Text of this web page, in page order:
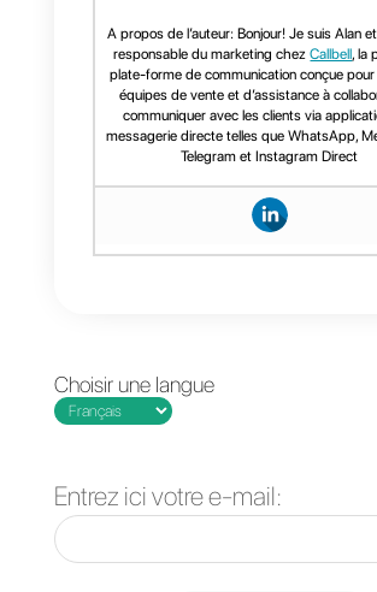
car elle pourrait
sérieux problèmes,
votre numéro à un
blocage. C’est
vous encourageons
s’occuper de vos
que vous souhaitez